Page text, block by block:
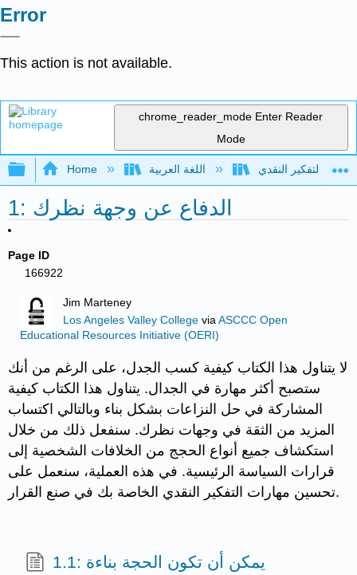
Error
This action is not available.
chrome_reader_mode Enter Reader
Mode
Expand/collapse global hierarchy
Home
1: الدفاع عن وجهة نظرك
Page ID
166922
Jim Marteney
Los Angeles Valley College viaASCCC Open
Educational Resources Initiative (OERI)
لا يتناول هذا الكتاب كيفية كسب الجدل، على الرغم من أنك
ستصبح أكثر مهارة في الجدال. يتناول هذا الكتاب كيفية
المشاركة في حل النزاعات بشكل بناء وبالتالي اكتساب
المزيد من الثقة في وجهات نظرك. سنفعل ذلك من خلال
استكشاف جميع أنواع الحجج من الخلافات الشخصية إلى
قرارات السياسة الرئيسية. في هذه العملية، سنعمل على
تحسين مهارات التفكير النقدي الخاصة بك في صنع القرار.
1.1: يمكن أن تكون الحجة بناءة